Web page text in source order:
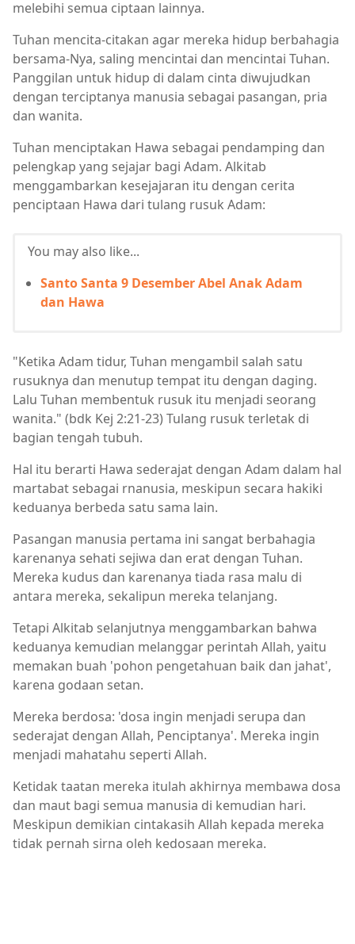
melebihi semua ciptaan lainnya.
Tuhan mencita-citakan agar mereka hidup berbahagia
bersama-Nya, saling mencintai dan mencintai Tuhan.
Panggilan untuk hidup di dalam cinta diwujudkan
dengan terciptanya manusia sebagai pasangan, pria
dan wanita.
Tuhan menciptakan Hawa sebagai pendamping dan
pelengkap yang sejajar bagi Adam. Alkitab
menggambarkan kesejajaran itu dengan cerita
penciptaan Hawa dari tulang rusuk Adam:
You may also like...
Santo Santa 9 Desember Abel Anak Adam
dan Hawa
"Ketika Adam tidur, Tuhan mengambil salah satu
rusuknya dan menutup tempat itu dengan daging.
Lalu Tuhan membentuk rusuk itu menjadi seorang
wanita." (bdk Kej 2:21-23) Tulang rusuk terletak di
bagian tengah tubuh.
Hal itu berarti Hawa sederajat dengan Adam dalam hal
martabat sebagai rnanusia, meskipun secara hakiki
keduanya berbeda satu sama lain.
Pasangan manusia pertama ini sangat berbahagia
karenanya sehati sejiwa dan erat dengan Tuhan.
Mereka kudus dan karenanya tiada rasa malu di
antara mereka, sekalipun mereka telanjang.
Tetapi Alkitab selanjutnya menggambarkan bahwa
keduanya kemudian melanggar perintah Allah, yaitu
memakan buah 'pohon pengetahuan baik dan jahat',
karena godaan setan.
Mereka berdosa: 'dosa ingin menjadi serupa dan
sederajat dengan Allah, Penciptanya'. Mereka ingin
menjadi mahatahu seperti Allah.
Ketidak taatan mereka itulah akhirnya membawa dosa
dan maut bagi semua manusia di kemudian hari.
Meskipun demikian cintakasih Allah kepada mereka
tidak pernah sirna oleh kedosaan mereka.